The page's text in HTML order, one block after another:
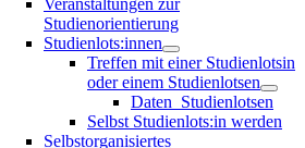
Studienorientierung
Studienlots:innen
Treffen mit einer Studienlotsin
oder einem Studienlotsen
Daten_Studienlotsen
Selbst Studienlots:in werden
Selbstorganisiertes